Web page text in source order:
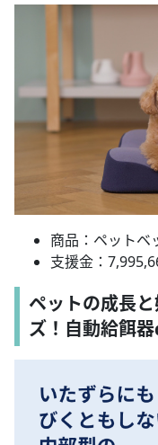
商品：ペットベ
支援金：
ペットの成長
ズ！自動給餌